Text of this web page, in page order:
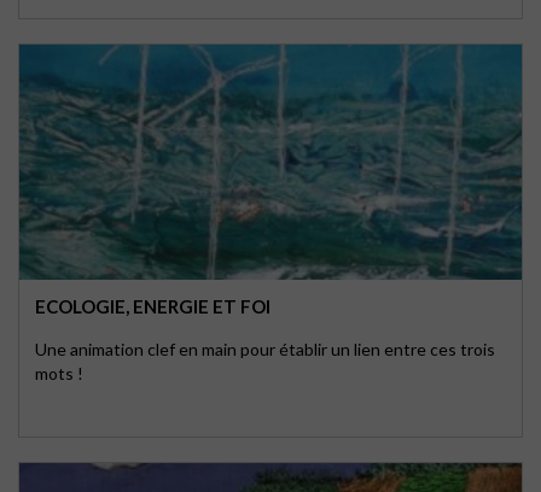
ECOLOGIE, ENERGIE ET FOI
Une animation clef en main pour établir un lien entre ces trois
mots !